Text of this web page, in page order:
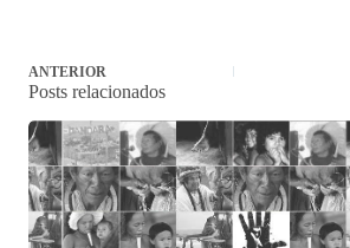
ANTERIOR
Posts relacionados